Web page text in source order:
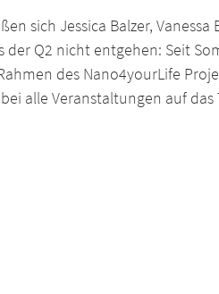
sich Jessica Balzer, Vanessa
Q2 nicht entgehen: Seit
des Nano4yourLife
alle Veranstaltungen auf das